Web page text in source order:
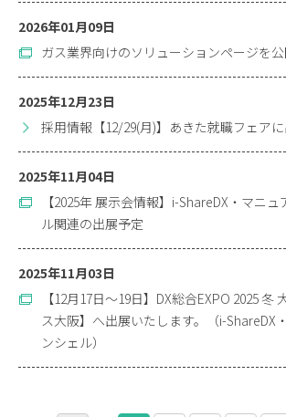
2026年01月09日
ガス業界向けのソリューションページを
2025年12月23日
採用情報【12/29(月)】あきた就職フェア
2025年11月04日
【2025年 展示会情報】i-ShareDX・マニ
ル関連の出展予定
2025年11月03日
【12月17日～19日】DX総合EXPO 2025 冬
ス大阪】へ出展いたします。（i-ShareDX
ンシェル）